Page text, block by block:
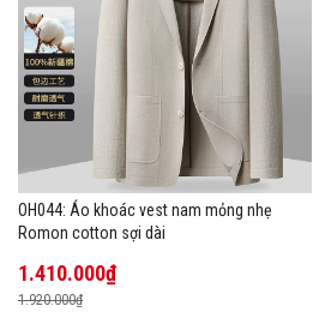
OH044: Áo khoác vest nam mỏng nhẹ
Romon cotton sợi dài
1.410.000₫
1.920.000₫